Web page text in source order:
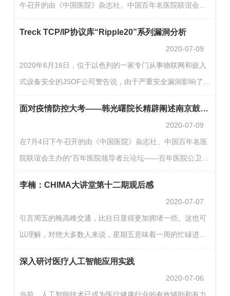
道那里有什么，”张文宏回忆，“但是事实上不是的，一开始
什么数据都没有，最开始的时候物资是从上海一辆车一辆…
午召开的由《中国医院》杂志社、中国百年名医院联谊会主
国智慧”研讨会上，作《齐心抗疫 远程医疗助力专科医联体
健康发展》学术报告时如此阐述远程医疗、医联体和分级诊
疗的关系。他提出，专科医联体与远程医疗是相互支撑，互
补互助的生存和发展的关系，是实现分级诊疗的重要手段，
需要组织模式和技术手段创新，实现远程医疗助力专科医联
Treck TCP/IP协议库“Ripple20”系列漏洞分析
2020-07-09
2020年6月16日，位于以色列的一家专门从事物联网和嵌入
式设备安全的JSOF公司警告说，由于严重安全漏洞影响了
远程攻击。该漏洞修复于2020年6月29号由Treck发布。漏洞
名称CVE-2020-11896：Treck TCP/IP 任意代码执行漏洞
CVE-2020-11898：Treck TCP/IP 信息泄露漏洞威胁等级高
危影响范围Treck TCP/IP < 6.0.1.67漏洞类型代码执行，拒
绝服务利用难度困难1漏洞分析01相关组件介绍Treck
面对疫情防控大考——韩光曙院长精辟阐述南京鼓楼医院的“中国智慧”
2020-07-09
在7月4日下午召开的由《中国医院》杂志社、中国百年名医
院联谊会主办的“百年医院领导者云论坛——百年医院公卫应
院长在作《新冠疫情背景下鼓楼的应对与思考》报告时指
出：疫情防控工作是对我国治理体系和治理能力的一次大
考，也是对公立医院领导者的一次考验，韩光曙院长介绍了
南京鼓楼医院交出的“考卷”，并对医院如何做好公共卫生事
件管理工作，进行了深度的思考。主要观点：◎ 建议创新“哨
李楠：CHIMA大讲堂第十二期观后感
2020-07-07
引言周五的晚高峰交通，比往日显得更加拥堵一些。这也可
以理解，对绝大多数人来说，星期五意味着一周的忙碌进入
末生活。此时，还有一群人，并没有急着去拥抱现实世界的
美好和繁华，而是汇聚在线上，共同期待一场即将开始的学
深入研讨医疗人工智能应用实践
2020-07-06
当前，人工智能技术已成为医疗健康行业的有效辅助和有力